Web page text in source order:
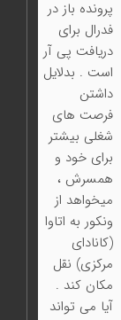
پرونده باز در
فدرال برای
دریافت پی آر
است . بدلایل
داشتن
فرصت های
شغلی بیشتر
برای خود و
‌همسرش ،
میخواهد از
ونکور به اتاوا
(کانادای
مرکزی) نقل
مکان کند .
آیا می تواند